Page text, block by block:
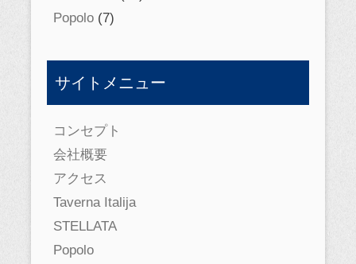
Popolo (7)
サイトメニュー
コンセプト
会社概要
アクセス
Taverna Italija
STELLATA
Popolo